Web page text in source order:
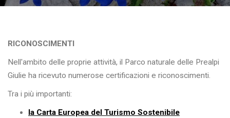
RICONOSCIMENTI
Nell'ambito delle proprie attività, il Parco naturale delle Prealpi
Giulie ha ricevuto numerose certificazioni e riconoscimenti.
Tra i più importanti:
la Carta Europea del Turismo Sostenibile